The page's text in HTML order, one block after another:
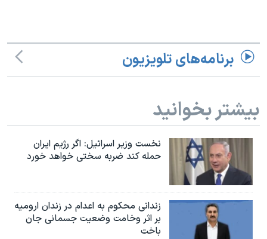
برنامه‌های تلویزیون
بیشتر بخوانید
نخست وزیر اسرائيل: اگر رژیم ایران
حمله کند ضربه سختی خواهد خورد
زندانی محکوم به اعدام در زندان ارومیه
بر اثر وخامت وضعیت جسمانی جان
باخت